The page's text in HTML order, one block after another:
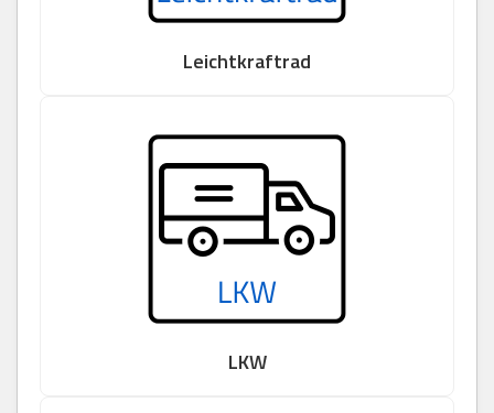
Leichtkraftrad
LKW